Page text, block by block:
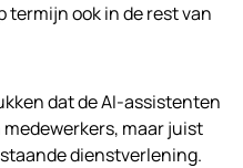
termijn ook in de rest van
dat de AI-assistenten
maar juist
dienstverlening.